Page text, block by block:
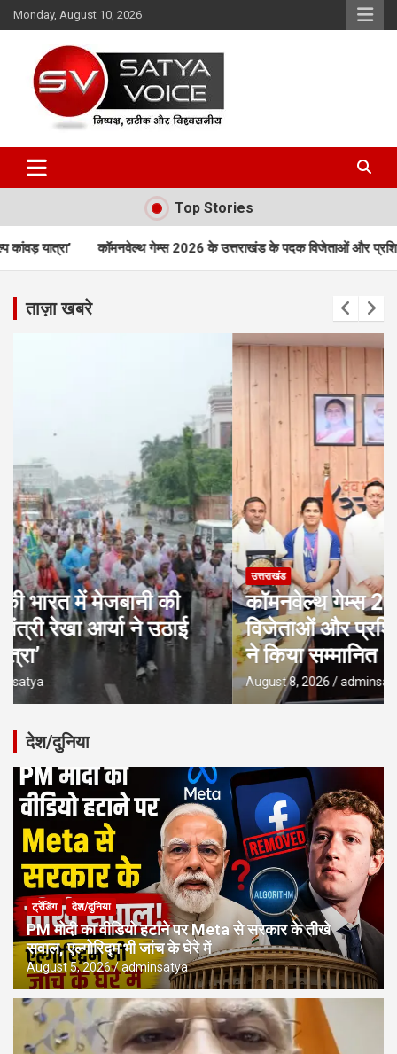
Skip
to
Monday, August 10, 2026
Satya Voice
Top Stories
गेम्स 2026 के उत्तराखंड के पदक विजेताओं और प्रशिक्षकों को मुख्यमंत्री धामी ने
ताज़ा खबरे
उत्तराखंड
कॉमनवेल्थ गेम्स 2026 के उत्तराखंड के पदक
विजेताओं और प्रशिक्षकों को मुख्यमंत्री धामी
ने किया सम्मानित
August 8, 2026 adminsatya
देश/दुनिया
ट्रेंडिंग देश/दुनिया
PM मोदी का वीडियो हटाने पर Meta से सरकार के तीखे
सवाल, एल्गोरिद्म भी जांच के घेरे में
August 5, 2026 adminsatya